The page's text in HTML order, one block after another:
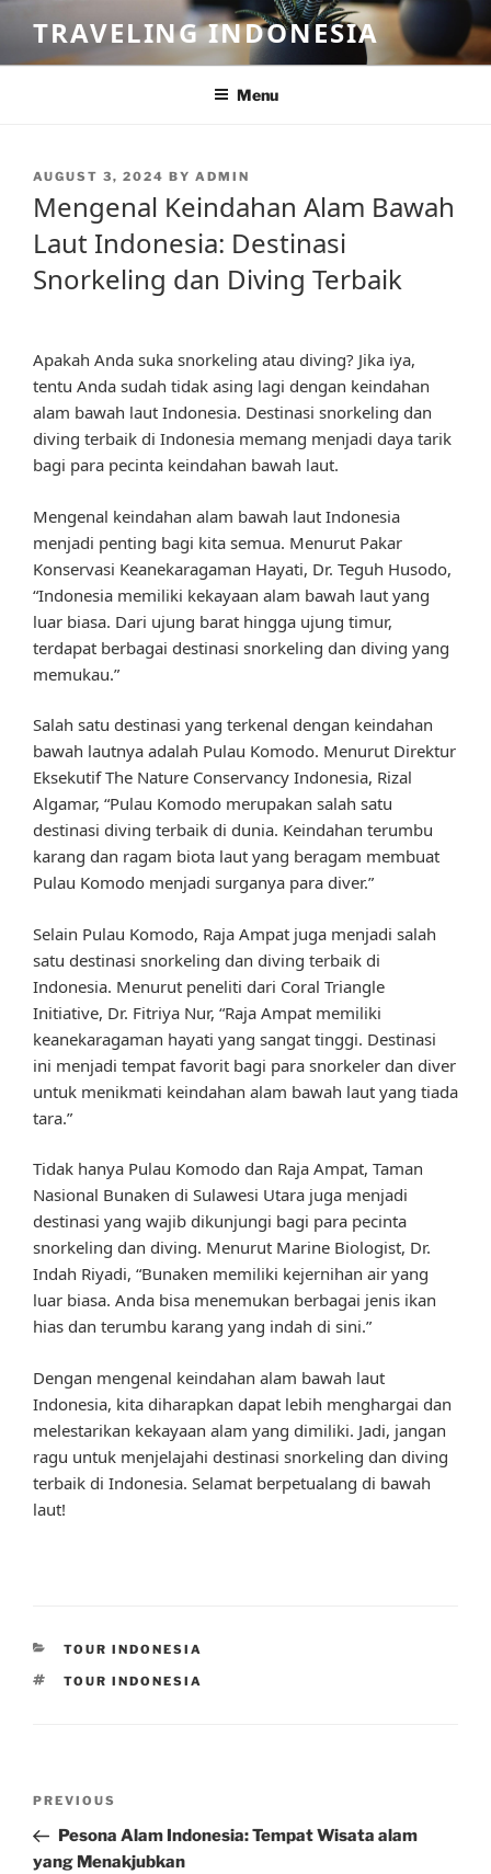
content
TRAVELING INDONESIA
Menu
POSTED
AUGUST 3, 2024 BY ADMIN
Mengenal Keindahan Alam Bawah
Laut Indonesia: Destinasi
Snorkeling dan Diving Terbaik
Apakah Anda suka snorkeling atau diving? Jika iya,
tentu Anda sudah tidak asing lagi dengan keindahan
alam bawah laut Indonesia. Destinasi snorkeling dan
diving terbaik di Indonesia memang menjadi daya tarik
bagi para pecinta keindahan bawah laut.
Mengenal keindahan alam bawah laut Indonesia
menjadi penting bagi kita semua. Menurut Pakar
Konservasi Keanekaragaman Hayati, Dr. Teguh Husodo,
“Indonesia memiliki kekayaan alam bawah laut yang
luar biasa. Dari ujung barat hingga ujung timur,
terdapat berbagai destinasi snorkeling dan diving yang
memukau.”
Salah satu destinasi yang terkenal dengan keindahan
bawah lautnya adalah Pulau Komodo. Menurut Direktur
Eksekutif The Nature Conservancy Indonesia, Rizal
Algamar, “Pulau Komodo merupakan salah satu
destinasi diving terbaik di dunia. Keindahan terumbu
karang dan ragam biota laut yang beragam membuat
Pulau Komodo menjadi surganya para diver.”
Selain Pulau Komodo, Raja Ampat juga menjadi salah
satu destinasi snorkeling dan diving terbaik di
Indonesia. Menurut peneliti dari Coral Triangle
Initiative, Dr. Fitriya Nur, “Raja Ampat memiliki
keanekaragaman hayati yang sangat tinggi. Destinasi
ini menjadi tempat favorit bagi para snorkeler dan diver
untuk menikmati keindahan alam bawah laut yang tiada
tara.”
Tidak hanya Pulau Komodo dan Raja Ampat, Taman
Nasional Bunaken di Sulawesi Utara juga menjadi
destinasi yang wajib dikunjungi bagi para pecinta
snorkeling dan diving. Menurut Marine Biologist, Dr.
Indah Riyadi, “Bunaken memiliki kejernihan air yang
luar biasa. Anda bisa menemukan berbagai jenis ikan
hias dan terumbu karang yang indah di sini.”
Dengan mengenal keindahan alam bawah laut
Indonesia, kita diharapkan dapat lebih menghargai dan
melestarikan kekayaan alam yang dimiliki. Jadi, jangan
ragu untuk menjelajahi destinasi snorkeling dan diving
terbaik di Indonesia. Selamat berpetualang di bawah
laut!
CATEGORIES
TOUR INDONESIA
TAGS
TOUR INDONESIA
Previous
Post
PREVIOUS
Pesona Alam Indonesia: Tempat Wisata alam
yang Menakjubkan